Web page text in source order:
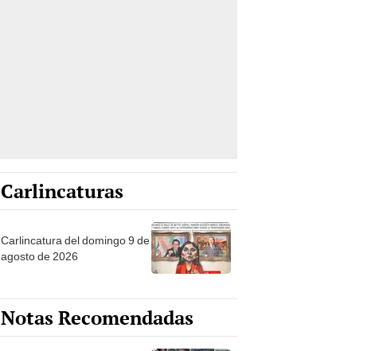
Carlincaturas
Carlincatura del domingo 9 de
agosto de 2026
Notas Recomendadas